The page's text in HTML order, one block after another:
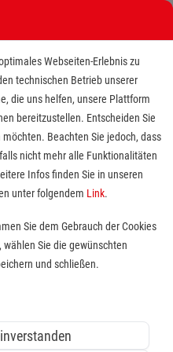
/
(m/w/d)
Dingelsdorf,
Pflege bzw. in der Arbeit
genau richtig! Wir
am01.09.2027
Webseiten-Erlebnis zu
technischen Betrieb unserer
die uns helfen, unsere Plattform
bereitzustellen. Entscheiden Sie
Beachten Sie jedoch, dass
nicht mehr alle Funktionalitäten
Infos finden Sie in unseren
unter folgendem Link.
Sie dem Gebrauch der Cookies
Sie die gewünschten
und schließen.